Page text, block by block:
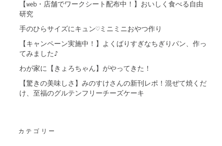
【web・店舗でワークシート配布中！】おいしく食べる自由
研究
手のひらサイズにキュン♡ミニミニおやつ作り
【キャンペーン実施中！】よくばりすぎなちぎりパン、作っ
てみました♪
わが家に【きょろちゃん】がやってきた！
【驚きの美味しさ】みのすけさんの新刊レポ！混ぜて焼くだ
け、至福のグルテンフリーチーズケーキ
カテゴリー